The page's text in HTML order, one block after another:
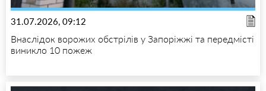
31.07.2026, 09:12
Внаслідок ворожих обстрілів у Запоріжжі та передмісті
виникло 10 пожеж